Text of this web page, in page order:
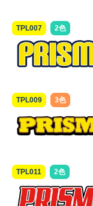
TPL007 2色
TPL009 3色
TPL011 2色